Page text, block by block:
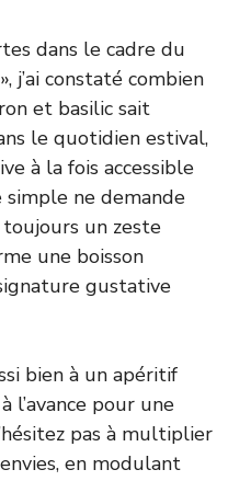
dans le cadre du
j’ai constaté combien
et basilic sait
le quotidien estival,
à la fois accessible
ne demande
toujours un zeste
une boisson
gustative
bien à un apéritif
l’avance pour une
pas à multiplier
en modulant